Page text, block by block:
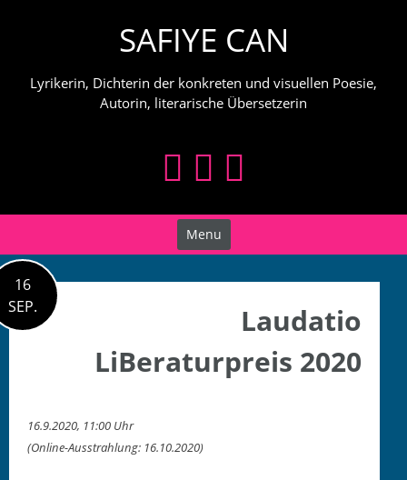
SAFIYE CAN
Lyrikerin, Dichterin der konkreten und visuellen Poesie,
Autorin, literarische Übersetzerin
Menu
16
SEP.
Laudatio
LiBeraturpreis 2020
16.9.2020, 11:00 Uhr
(Online-Ausstrahlung: 16.10.2020)